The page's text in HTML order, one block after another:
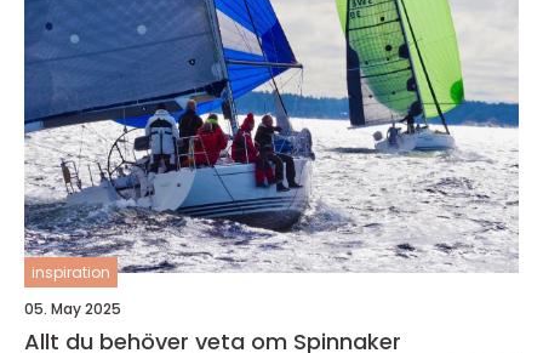
inspiration
05. May 2025
Allt du behöver veta om Spinnaker